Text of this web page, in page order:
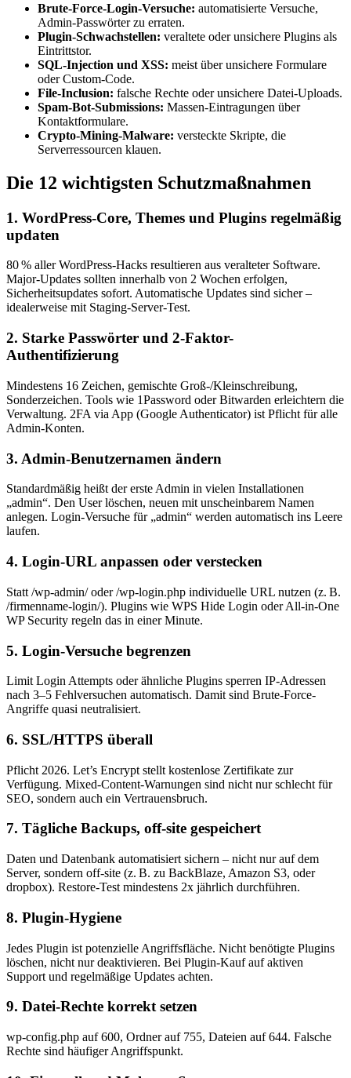
Brute-Force-Login-Versuche: automatisierte Versuche,
Admin-Passwörter zu erraten.
Plugin-Schwachstellen: veraltete oder unsichere Plugins als
Eintrittstor.
SQL-Injection und XSS: meist über unsichere Formulare
oder Custom-Code.
File-Inclusion: falsche Rechte oder unsichere Datei-Uploads.
Spam-Bot-Submissions: Massen-Eintragungen über
Kontaktformulare.
Crypto-Mining-Malware: versteckte Skripte, die
Serverressourcen klauen.
Die 12 wichtigsten Schutzmaßnahmen
1. WordPress-Core, Themes und Plugins regelmäßig
updaten
80 % aller WordPress-Hacks resultieren aus veralteter Software.
Major-Updates sollten innerhalb von 2 Wochen erfolgen,
Sicherheitsupdates sofort. Automatische Updates sind sicher –
idealerweise mit Staging-Server-Test.
2. Starke Passwörter und 2-Faktor-
Authentifizierung
Mindestens 16 Zeichen, gemischte Groß-/Kleinschreibung,
Sonderzeichen. Tools wie 1Password oder Bitwarden erleichtern die
Verwaltung. 2FA via App (Google Authenticator) ist Pflicht für alle
Admin-Konten.
3. Admin-Benutzernamen ändern
Standardmäßig heißt der erste Admin in vielen Installationen
„admin“. Den User löschen, neuen mit unscheinbarem Namen
anlegen. Login-Versuche für „admin“ werden automatisch ins Leere
laufen.
4. Login-URL anpassen oder verstecken
Statt /wp-admin/ oder /wp-login.php individuelle URL nutzen (z. B.
/firmenname-login/). Plugins wie WPS Hide Login oder All-in-One
WP Security regeln das in einer Minute.
5. Login-Versuche begrenzen
Limit Login Attempts oder ähnliche Plugins sperren IP-Adressen
nach 3–5 Fehlversuchen automatisch. Damit sind Brute-Force-
Angriffe quasi neutralisiert.
6. SSL/HTTPS überall
Pflicht 2026. Let’s Encrypt stellt kostenlose Zertifikate zur
Verfügung. Mixed-Content-Warnungen sind nicht nur schlecht für
SEO, sondern auch ein Vertrauensbruch.
7. Tägliche Backups, off-site gespeichert
Daten und Datenbank automatisiert sichern – nicht nur auf dem
Server, sondern off-site (z. B. zu BackBlaze, Amazon S3, oder
dropbox). Restore-Test mindestens 2x jährlich durchführen.
8. Plugin-Hygiene
Jedes Plugin ist potenzielle Angriffsfläche. Nicht benötigte Plugins
löschen, nicht nur deaktivieren. Bei Plugin-Kauf auf aktiven
Support und regelmäßige Updates achten.
9. Datei-Rechte korrekt setzen
wp-config.php auf 600, Ordner auf 755, Dateien auf 644. Falsche
Rechte sind häufiger Angriffspunkt.